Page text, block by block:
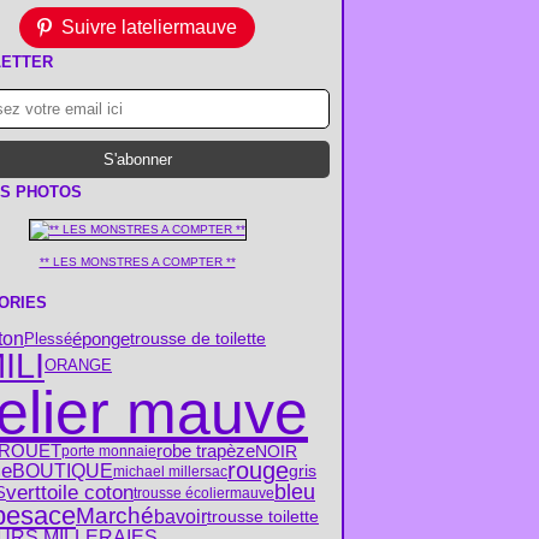
Suivre lateliermauve
PHOTOS
** LES MONSTRES A COMPTER **
Plesséépongetrousse de toilette
ORANGE
mauve
porte monnaierobe trapèzeNOIR
BOUTIQUEmichael millersacrougegris
verttoile cotontrousse écoliermauve bleu
Marchébavoirtrousse toilette